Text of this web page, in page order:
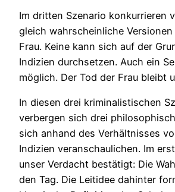
Im dritten Szenario konkurrieren
gleich wahrscheinliche
Frau. Keine kann sich auf der
Indizien durchsetzen. Auch ein
möglich. Der Tod der Frau bleibt
In diesen drei kriminalistischen
verbergen sich drei
sich anhand des Verhältnisses
Indizien veranschaulichen. Im
unser Verdacht bestätigt: Die
den Tag. Die Leitidee dahinter